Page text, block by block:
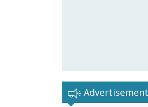
Advertisement